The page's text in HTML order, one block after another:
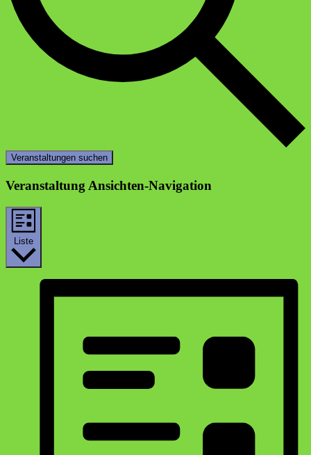
Veranstaltungen suchen
Veranstaltung Ansichten-Navigation
Liste